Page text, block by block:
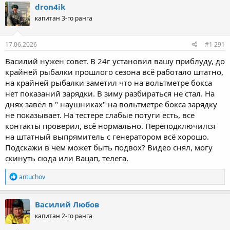
последовательно по сети, как в начале темы. Потребители:
нагрузка 30 Ом, параллельно электролит на 2200 мкФ
(имитация гаджетов) и китайский вольтметр. В общем, 0,5А
примерно.
Подключил осцилл на АКБ и стал смотреть "интересное
поведение". Ну интересно же
Чего происходит:
В силу физики лифера, жрёт он от генератора по
максимуму по сравнению со свинцом.
Поэтому, режим регулирования наступает в сааамом
конце зарядки, когда то самое напряжение подходит к
заложенному в регуляторе - 14,25В (столько получилось
при сборке). Если потребителей (нагрузки) нет, то
достигнув те самые 14,25В регулятор переходит в режим
"ожидания" (по-другому не назвать), когда внутренние
цепи регулятора не подразрядят аккумулятор до
момента его срабатывания.
Интереснее, когда есть нагрузка. Ток от генератора
потребляется не только на зарядку, но и на нагрузку.
Поэтому напряжение на АКБ "залетает" в зону
срабатывания BMS. Чего происходит:
3.1. BMS отключает АКБ (см. схему выше).
к
ц
и
и
:
dron4ik
капитан 3-го ранга
17.06.2026 #1 291
Василий нужен совет. В 24г установил вашу приблуду, до
крайней рыбалки прошлого сезона всё работало штатно,
на крайней рыбалки заметил что на вольтметре бокса
нет показаний зарядки. В зиму разбираться не стал. На
днях завёл в " наушниках" на вольтметре бокса зарядку
не показывает. На тестере слабые потуги есть, все
контакты проверил, всё нормально. Переподключился
на штатный выпрямитель с генератором всё хорошо.
Подскажи в чем может быть подвох? Видео снял, могу
скинуть сюда или Вацап, телега.
Р
е
а
к
ц
и
и
antuchov
Василий Любов
капитан 2-го ранга